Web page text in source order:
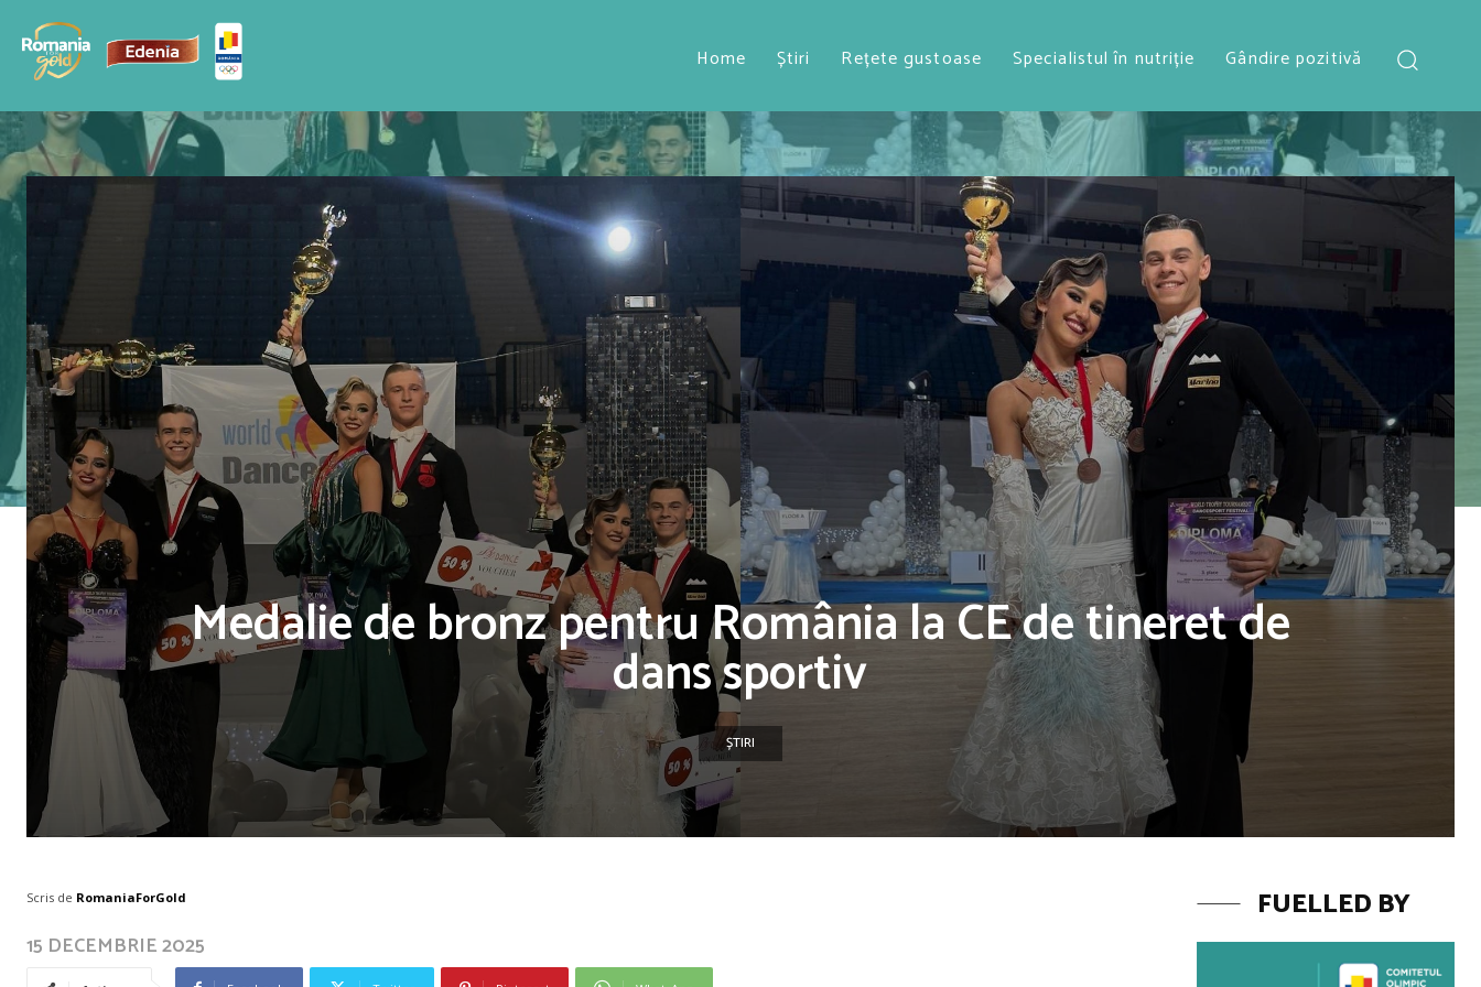
Home Știri Rețete gustoase Specialistul în nutriție Gândire pozitivă
Medalie de bronz pentru România la CE de tineret de
dans sportiv
ȘTIRI
Scris de RomaniaForGold
15 DECEMBRIE 2025
FUELLED BY